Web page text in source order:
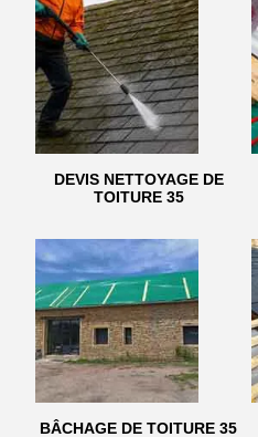
DEVIS NETTOYAGE DE
TOITURE 35
BÂCHAGE DE TOITURE 35